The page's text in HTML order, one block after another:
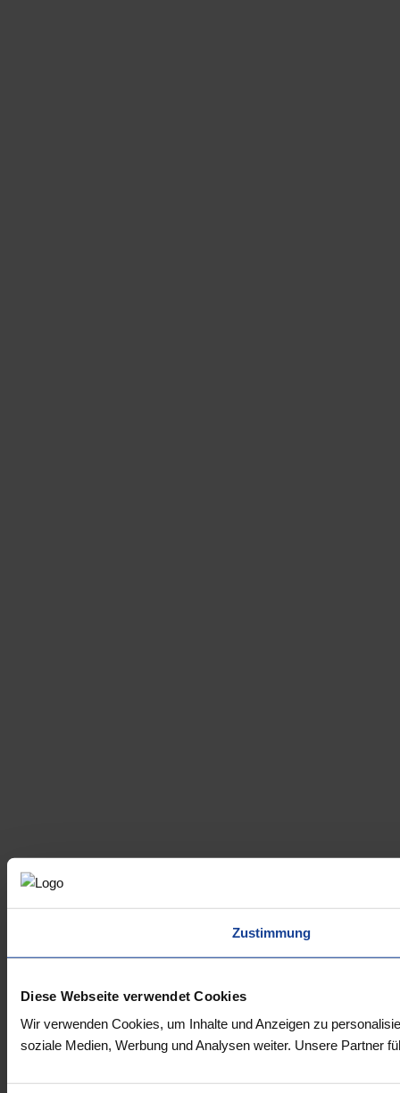
Zustimmung
Diese Webseite verwendet Cookies
Wir verwenden Cookies, um Inhalte und Anzeigen zu
soziale Medien, Werbung und Analysen weiter. Unsere Partner